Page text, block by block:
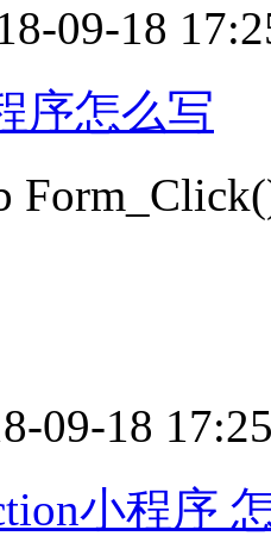
09-18
序怎么写
09-18
小程序